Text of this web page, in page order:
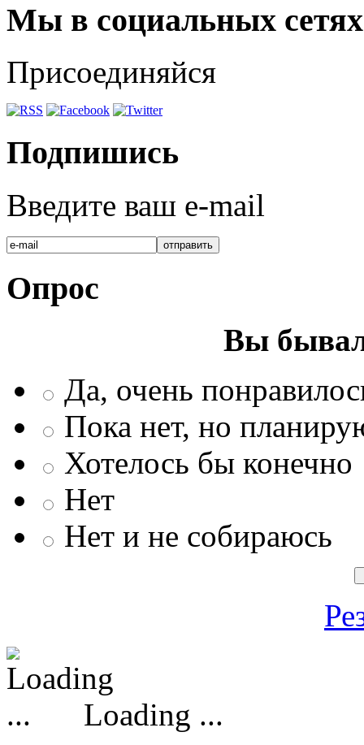
Мы в социальных сетях
Присоединяйся
Подпишись
Введите ваш e-mail
Опрос
Вы
Да, очень
Пока нет, но
Хотелось бы конечно
Нет
Нет и не собираюсь
Loading ...